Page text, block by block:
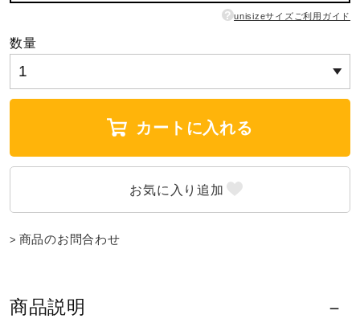
寝具／ミズノスリープ
アウトドア／レイン
健康／エクササイズ
? unisizeサイズご利用ガイド
数量
カートに入れる
商品のお問合わせ
商品説明